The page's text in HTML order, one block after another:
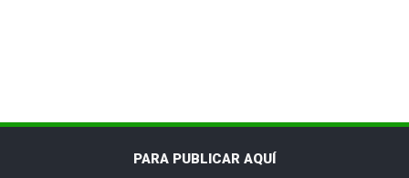
PARA PUBLICAR AQUÍ